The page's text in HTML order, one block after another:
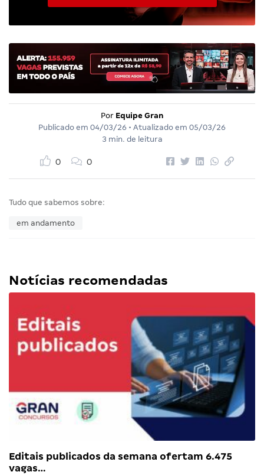
Por Equipe Gran
Publicado em 04/03/26 • Atualizado em 05/03/26
3 min. de leitura
0 0
Tudo que sabemos sobre:
em andamento
Notícias recomendadas
Editais publicados da semana ofertam 6.475
vagas…